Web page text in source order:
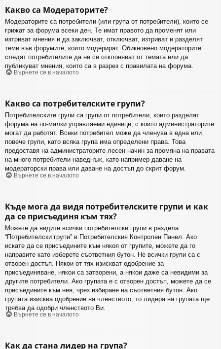
Какво са Модераторите?
Модераторите са потребители (или група от потребители), които се
грижат за форума всеки ден. Те имат правото да променят или
изтриват мнения и да заключват, отключват, изтриват и разделят
теми във форумите, които модерират. Обикновено модераторите
следят потребителите да не се отклоняват от темата или да
публикуват мнения, които са в разрез с правилата на форума.
Върнете се в началото
Какво са потребителските групи?
Потребителските групи са групи от потребители, които разделят
форума на по-малки управляеми единици, с които администраторите
могат да работят. Всеки потребител може да членува в една или
повече групи, като всяка група има определени права. Това
предоставя на администраторите лесен начин за промяна на правата
на много потребители наведнъж, като например даване на
модераторски права или даване на достъп до скрит форум.
Върнете се в началото
Къде мога да видя потребителските групи и как
да се присъединя към тях?
Можете да видите всички потребителски групи в раздела
“Потребителски групи” в Потребителския Контролен Панел. Ако
искате да се присъедините към някоя от групите, можете да го
направите като изберете съответния бутон. Не всички групи са с
отворен достъп. Някои от тях изискват одобрение за
присъединяване, някои са затворени, а някои даже са невидими за
другите потребители. Ако групата е с отворен достъп, можете да се
присъедините към нея, чрез избиране на съответния бутон. Ако
групата изисква одобрение на членството, то лидера на групата ще
трябва да одобри членството Ви.
Върнете се в началото
Как да стана лидер на група?